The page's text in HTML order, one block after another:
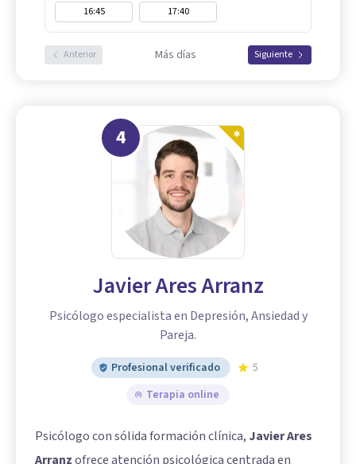
16:45
17:40
Anterior Más días Siguiente
4
Javier Ares Arranz
Psicólogo especialista en Depresión, Ansiedad y
Pareja.
Profesional verificado
5
Terapia online
Psicólogo con sólida formación clínica, Javier Ares
Arranzofrece atención psicológica centrada en